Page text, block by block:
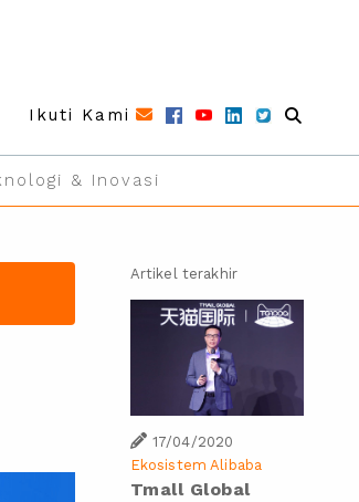
Ikuti Kami
& Inovasi
Artikel terakhir
17/04/2020
Ekosistem Alibaba
Tmall Global